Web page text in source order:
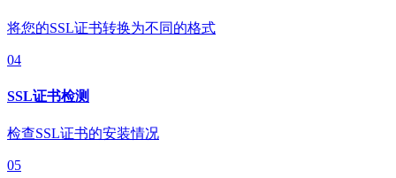
将您的SSL证书转换为不同的格式
04
SSL证书检测
检查SSL证书的安装情况
05